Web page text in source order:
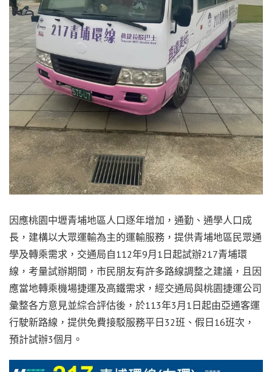
因應桃園中壢青埔地區人口逐年增加，通勤、通學人口成
長，建構以大眾運輸為主的運輸服務，提供青埔地區民眾通
學及轉乘需求，交通局自112年9月1日起試辦217青埔環
線，考量試辦期間，市民朋友有許多路線調整之建議，且因
應當地轉乘機場捷運及高鐵需求，經交通局與桃園捷運公司
彙整各方意見並綜合評估後，於113年3月1日起由亞通客運
行駛新路線，提供免費接駁服務平日32班、假日16班次，
預計試辦3個月。